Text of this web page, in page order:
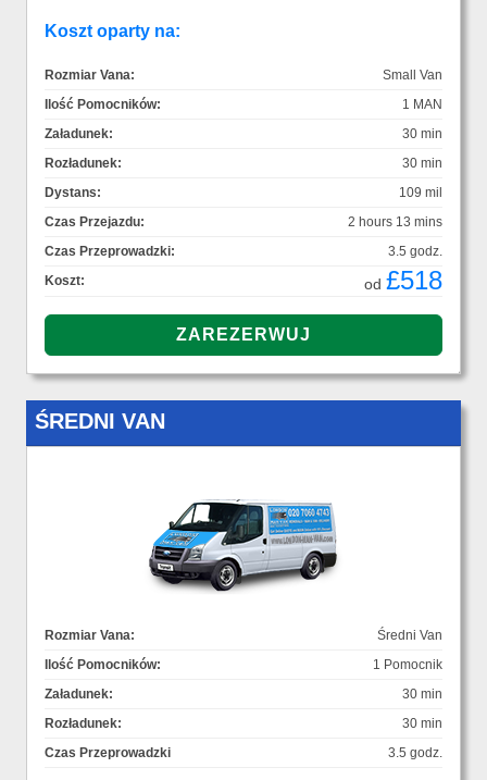
Koszt oparty na:
Rozmiar Vana:
Small Van
Ilość Pomocników:
1 MAN
Załadunek:
30 min
Rozładunek:
30 min
Dystans:
109 mil
Czas Przejazdu:
2 hours 13 mins
Czas Przeprowadzki:
3.5 godz.
Koszt:
od £518
ŚREDNI VAN
Rozmiar Vana:
Średni Van
Ilość Pomocników:
1 Pomocnik
Załadunek:
30 min
Rozładunek:
30 min
Czas Przeprowadzki
3.5 godz.